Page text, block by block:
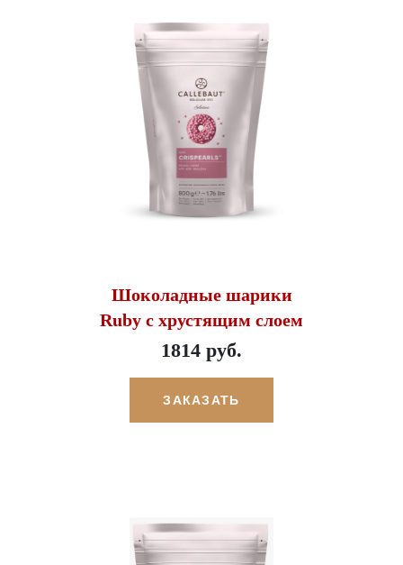
Шоколадные шарики
Ruby с хрустящим слоем
1814 руб.
ЗАКАЗАТЬ